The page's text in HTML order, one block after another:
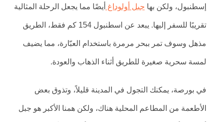
إسطنبول، ولكن بها جبل أولوداغ أيضًا مما يجعل الرحلة المثالية
تقريبًا للسفر إليها. يبعد عن اسطنبول 154 كم فقط، الطريق
مذهل وسوف تمر ببحر مرمرة باستخدام العبّارة، مما يضيف
لمسة سحرية صغيرة للطريق أثناء الذهاب والعودة.
في بورصة، يمكنك التجول في المدينة قليلاً، وتذوق بعض
الأطعمة من المطاعم المحلية هناك، ولكن همنا الأكبر هو جبل